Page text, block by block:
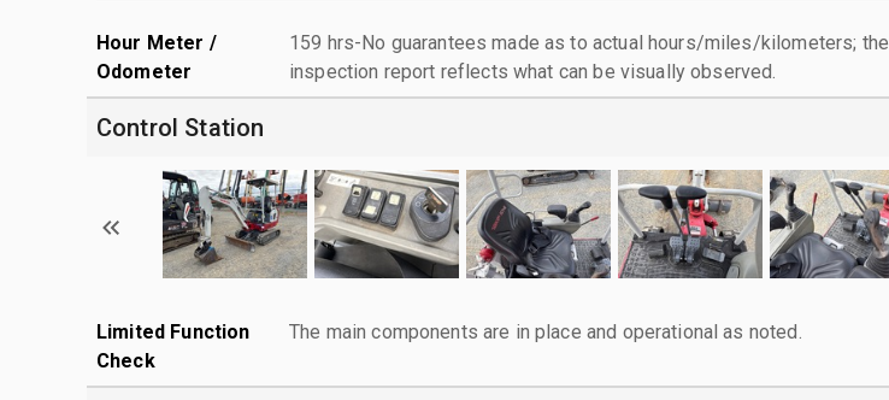
Hour Meter /
Odometer
159 hrs-No guarantees made as to actual hours/miles/kilometers; the
inspection report reflects what can be visually observed.
Control Station
Limited Function
Check
The main components are in place and operational as noted.